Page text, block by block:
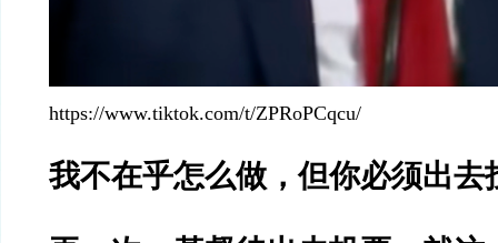
https://www.tiktok.com/t/ZPRoPCqcu/
我不在乎怎么做，但你必须出去